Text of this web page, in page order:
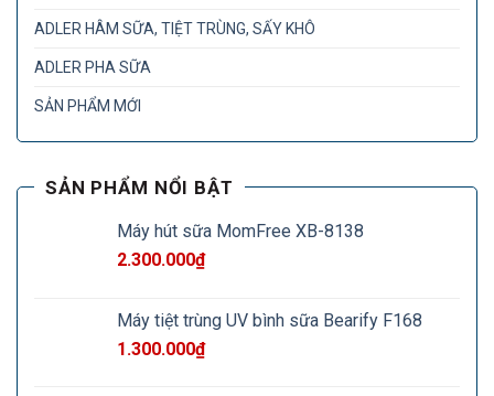
ADLER HÂM SỮA, TIỆT TRÙNG, SẤY KHÔ
ADLER PHA SỮA
SẢN PHẨM MỚI
SẢN PHẨM NỔI BẬT
Máy hút sữa MomFree XB-8138
2.300.000₫
Máy tiệt trùng UV bình sữa Bearify F168
1.300.000₫